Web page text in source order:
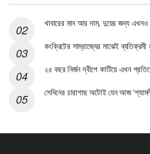
খাবারের মান আর দাম, দুয়ের জন্য এখনও
কংক্রিটের সাম্রাজ্যের মাঝেই ব্যতিক্রমী
২৫ বছর নির্জন দ্বীপে কাটিয়ে এখন
সেদিনের চারাগাছ অটোই যেন আজ